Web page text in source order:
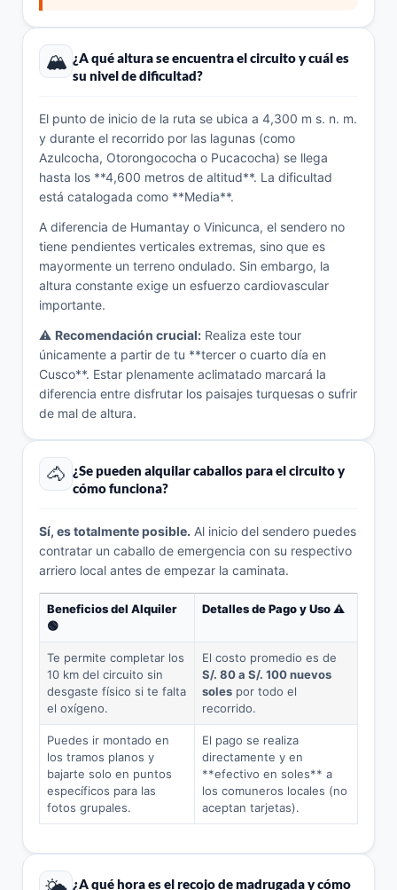
🏔️ ¿A qué altura se encuentra el circuito y cuál es
su nivel de dificultad?
El punto de inicio de la ruta se ubica a 4,300 m s. n. m.
y durante el recorrido por las lagunas (como
Azulcocha, Otorongococha o Pucacocha) se llega
hasta los **4,600 metros de altitud**. La dificultad
está catalogada como **Media**.
A diferencia de Humantay o Vinicunca, el sendero no
tiene pendientes verticales extremas, sino que es
mayormente un terreno ondulado. Sin embargo, la
altura constante exige un esfuerzo cardiovascular
importante.
⚠️ Recomendación crucial: Realiza este tour
únicamente a partir de tu **tercer o cuarto día en
Cusco**. Estar plenamente aclimatado marcará la
diferencia entre disfrutar los paisajes turquesas o sufrir
de mal de altura.
🐴 ¿Se pueden alquilar caballos para el circuito y
cómo funciona?
Sí, es totalmente posible. Al inicio del sendero puedes
contratar un caballo de emergencia con su respectivo
arriero local antes de empezar la caminata.
Beneficios del Alquiler
🟢
Detalles de Pago y Uso ⚠️
Te permite completar los
10 km del circuito sin
desgaste físico si te falta
el oxígeno.
El costo promedio es de
S/. 80 a S/. 100 nuevos
soles por todo el
recorrido.
Puedes ir montado en
los tramos planos y
bajarte solo en puntos
específicos para las
fotos grupales.
El pago se realiza
directamente y en
**efectivo en soles** a
los comuneros locales (no
aceptan tarjetas).
¿A qué hora es el recojo de madrugada y cómo